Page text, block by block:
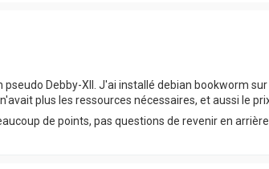
Debby-XII. J'ai installé debian bookworm
plus les ressources nécessaires, et aussi le
de points, pas questions de revenir en